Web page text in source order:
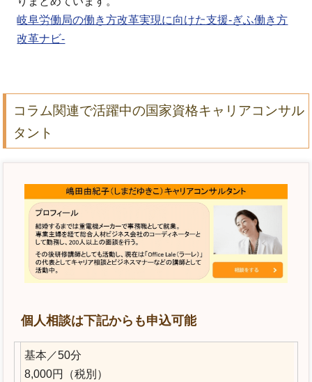
岐阜労働局の働き方改革実現に向けた支援-ぎふ働き方
改革ナビ-
コラム関連で活躍中の国家資格キャリアコンサル
タント
個人相談は下記からも申込可能
基本／50分
8,000円（税別）